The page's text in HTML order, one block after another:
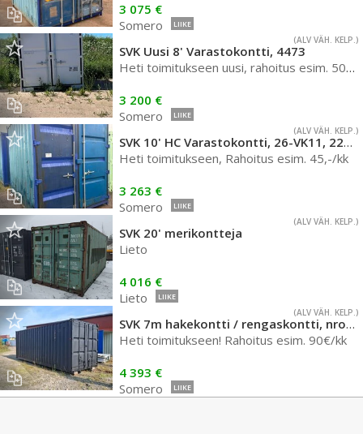
3 075 €
Somero
LIIKE
(ALV VÄH. KELP.)
SVK Uusi 8' Varastokontti, 4473
Heti toimitukseen uusi, rahoitus esim. 50,-/kk
3 200 €
Somero
LIIKE
(ALV VÄH. KELP.)
SVK 10' HC Varastokontti, 26-VK11, 2240
Heti toimitukseen, Rahoitus esim. 45,-/kk
3 263 €
Somero
LIIKE
(ALV VÄH. KELP.)
SVK 20' merikontteja
Lieto
4 016 €
Lieto
LIIKE
(ALV VÄH. KELP.)
SVK 7m hakekontti / rengaskontti, nro 288
Heti toimitukseen! Rahoitus esim. 90€/kk
4 393 €
Somero
LIIKE